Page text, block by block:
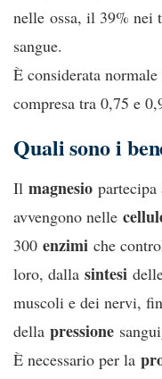
nelle ossa, il 39% nei
sangue.
È considerata
compresa tra 0,75 e
Quali sono i
Il magnesio
avvengono nelle
300 enzimi che
loro, dalla sintesi
muscoli e dei nervi,
della pressione
È necessario per la